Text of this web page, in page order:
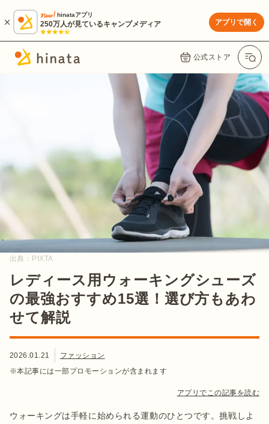
hinataアプリ
250万人が見ているキャンプメディア アプリで開く
公式ストア
出典： PIXTA
レディース用ウォーキングシューズ
の最強おすすめ15選！選び方もあわ
せて解説
2026.01.21
ファッション
※本記事には一部プロモーションが含まれます
アプリでこの記事を読む
ウォーキングは手軽に始められる運動のひとつです。挑戦しよ